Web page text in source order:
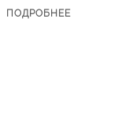
ПОДРОБНЕЕ